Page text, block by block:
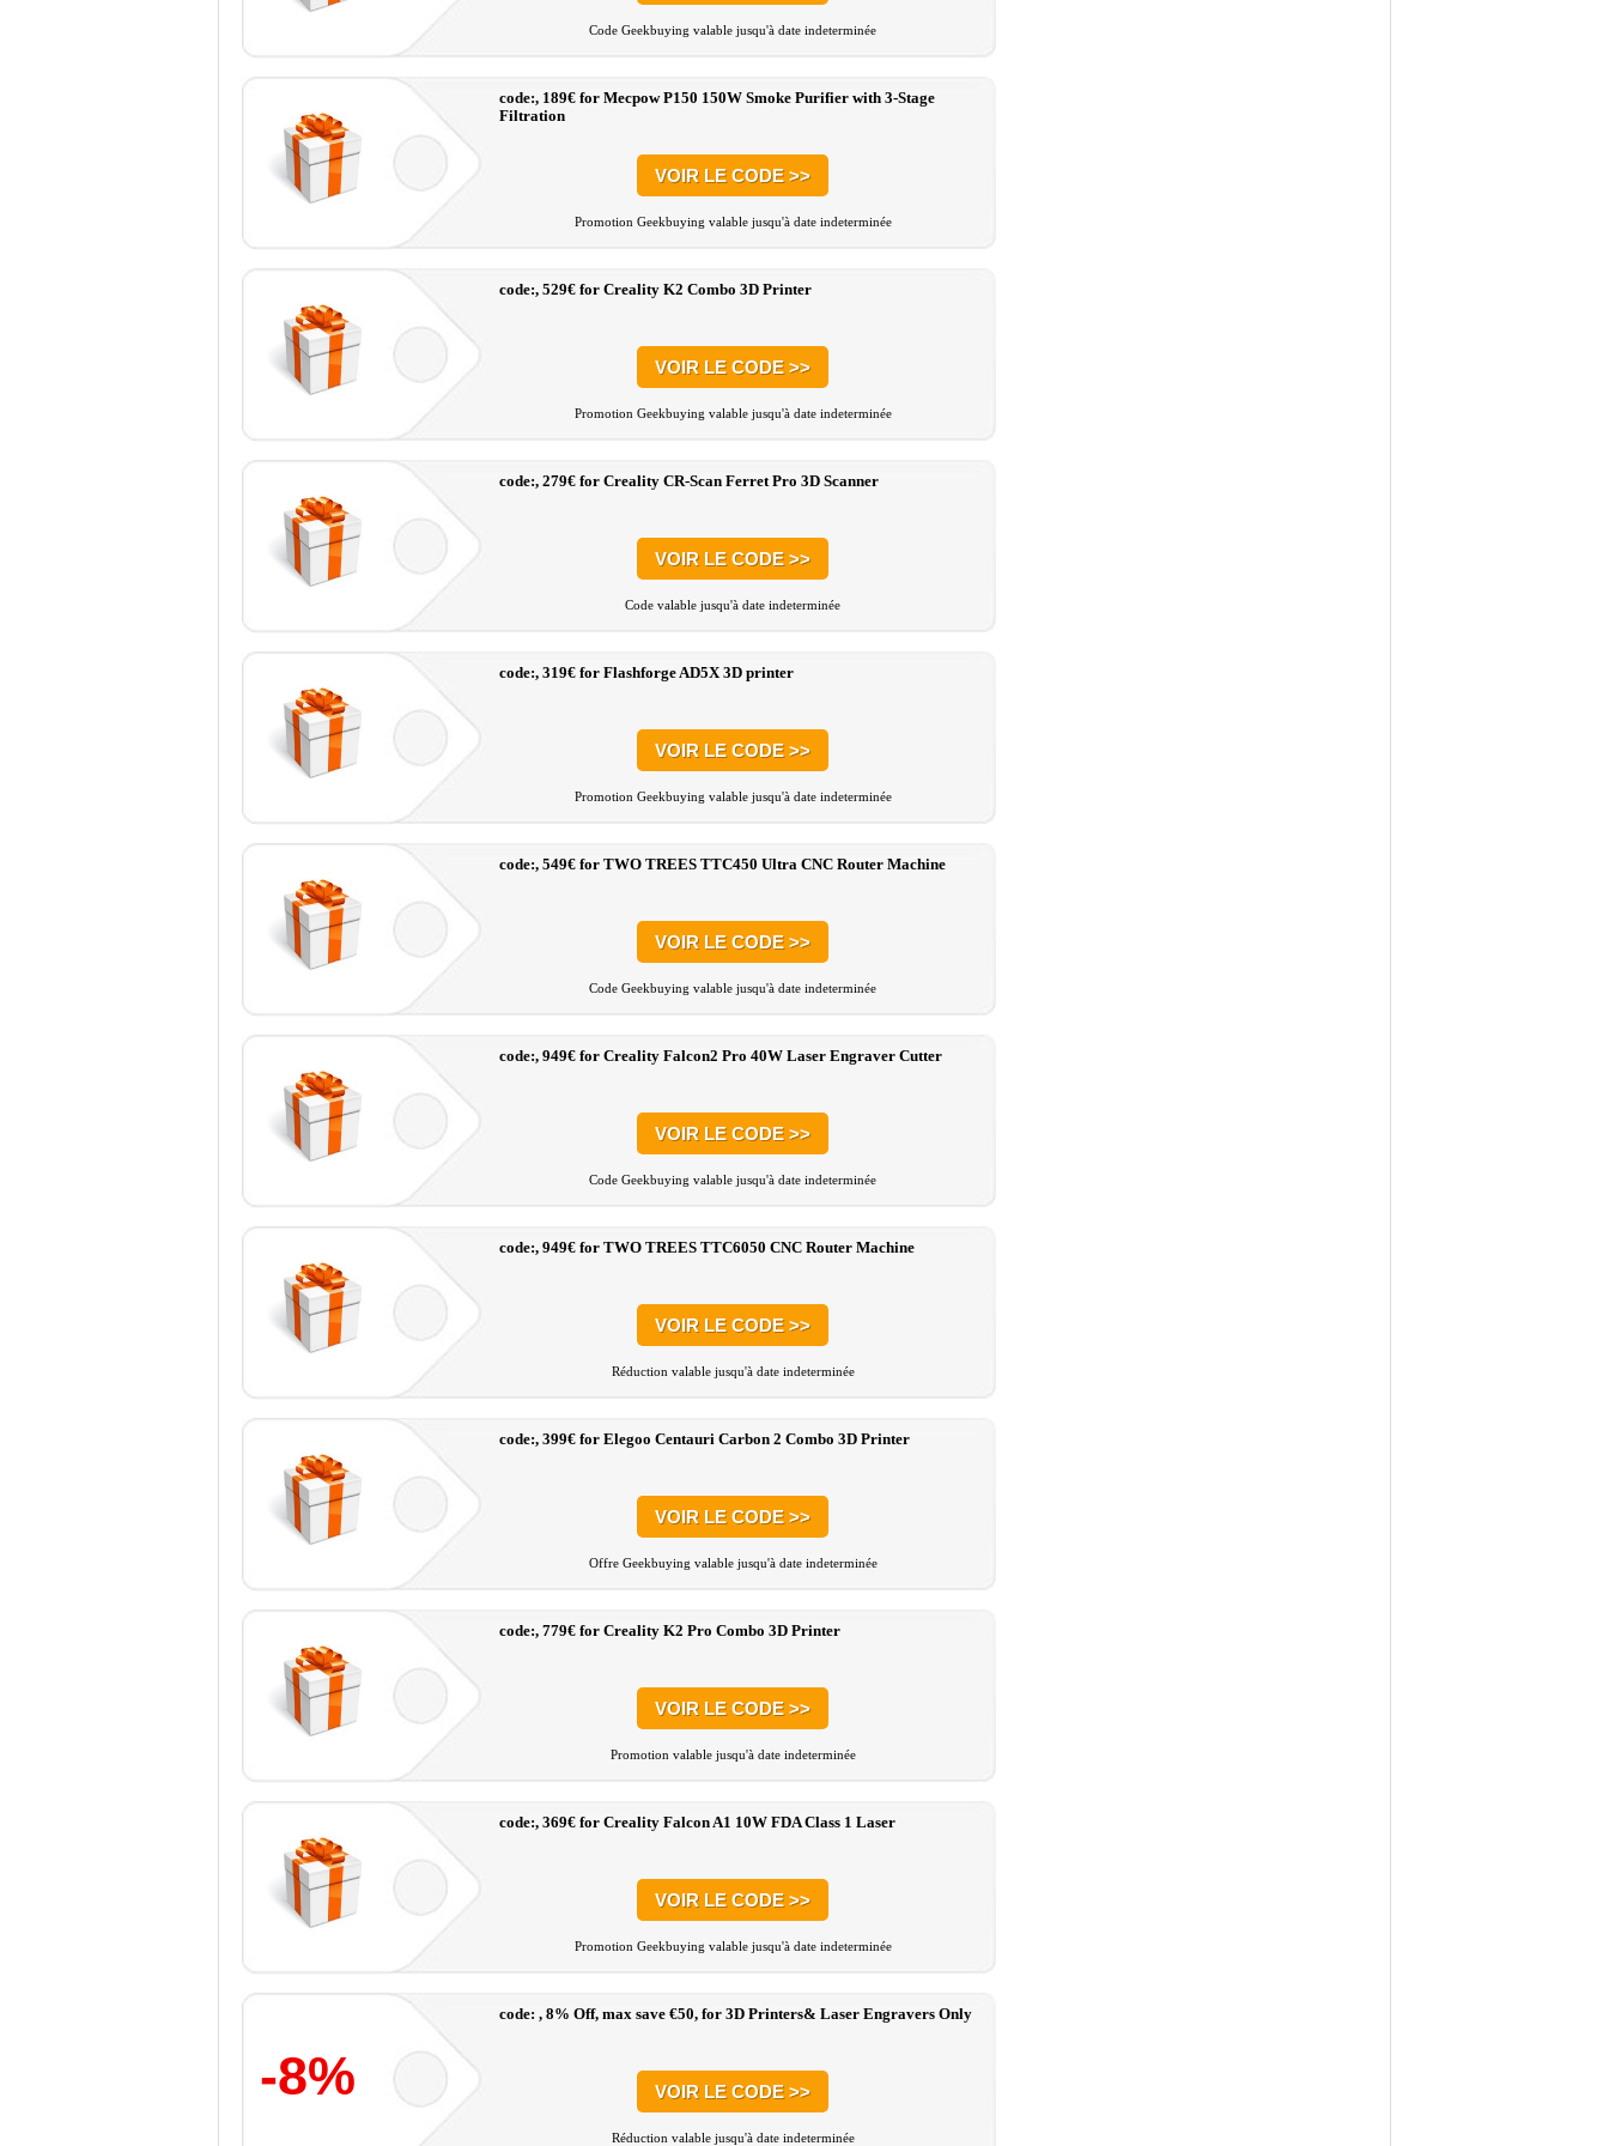
Code Geekbuying valable jusqu'à date indeterminée
code:, 189€ for Mecpow P150 150W Smoke Purifier with 3-Stage
Filtration
VOIR LE CODE >>
Promotion Geekbuying valable jusqu'à date indeterminée
code:, 529€ for Creality K2 Combo 3D Printer
VOIR LE CODE >>
Promotion Geekbuying valable jusqu'à date indeterminée
code:, 279€ for Creality CR-Scan Ferret Pro 3D Scanner
VOIR LE CODE >>
Code valable jusqu'à date indeterminée
code:, 319€ for Flashforge AD5X 3D printer
VOIR LE CODE >>
Promotion Geekbuying valable jusqu'à date indeterminée
code:, 549€ for TWO TREES TTC450 Ultra CNC Router Machine
VOIR LE CODE >>
Code Geekbuying valable jusqu'à date indeterminée
code:, 949€ for Creality Falcon2 Pro 40W Laser Engraver Cutter
VOIR LE CODE >>
Code Geekbuying valable jusqu'à date indeterminée
code:, 949€ for TWO TREES TTC6050 CNC Router Machine
VOIR LE CODE >>
Réduction valable jusqu'à date indeterminée
code:, 399€ for Elegoo Centauri Carbon 2 Combo 3D Printer
VOIR LE CODE >>
Offre Geekbuying valable jusqu'à date indeterminée
code:, 779€ for Creality K2 Pro Combo 3D Printer
VOIR LE CODE >>
Promotion valable jusqu'à date indeterminée
code:, 369€ for Creality Falcon A1 10W FDA Class 1 Laser
VOIR LE CODE >>
Promotion Geekbuying valable jusqu'à date indeterminée
-8%
code: , 8% Off, max save €50, for 3D Printers& Laser Engravers Only
VOIR LE CODE >>
Réduction valable jusqu'à date indeterminée